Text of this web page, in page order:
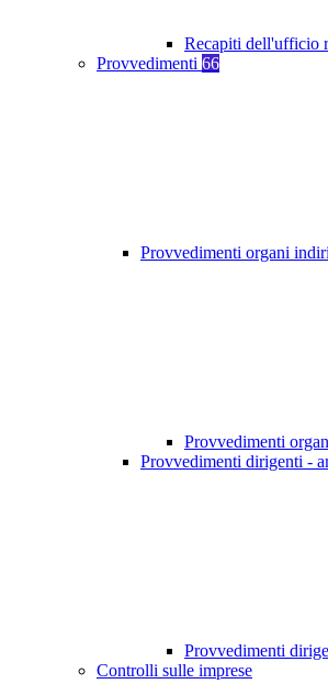
Recapiti dell'ufficio
Provvedimenti 66
Provvedimenti organi
Provvedimenti
Provvedimenti dirigenti -
Provvedimenti
Controlli sulle imprese